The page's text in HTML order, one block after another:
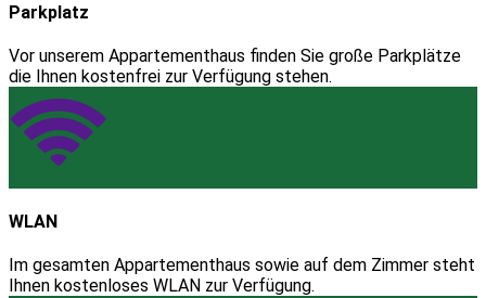
Parkplatz
Vor unserem Appartementhaus finden Sie große Parkplätze
die Ihnen kostenfrei zur Verfügung stehen.
WLAN
Im gesamten Appartementhaus sowie auf dem Zimmer steht
Ihnen kostenloses WLAN zur Verfügung.